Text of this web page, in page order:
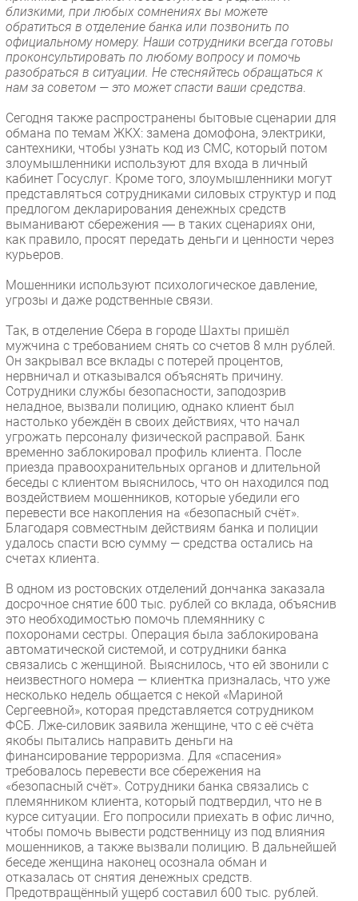
близкими, при любых сомнениях вы можете
обратиться в отделение банка или позвонить по
официальному номеру. Наши сотрудники всегда готовы
проконсультировать по любому вопросу и помочь
разобраться в ситуации. Не стесняйтесь обращаться к
нам за советом — это может спасти ваши средства
Сегодня также распространены бытовые сценарии для
обмана по темам ЖКХ: замена домофона, электрики,
сантехники, чтобы узнать код из СМC, который потом
злоумышленники используют для входа в личный
кабинет Госуслуг. Кроме того, злоумышленники могут
представляться сотрудниками силовых структур и под
предлогом декларирования денежных средств
выманивают сбережения ― в таких сценариях они,
как правило, просят передать деньги и ценности через
курьеров.
Мошенники используют психологическое давление,
угрозы и даже родственные связи.
Так, в отделение Сбера в городе Шахты пришёл
мужчина с требованием снять со счетов 8 млн рублей.
Он закрывал все вклады с потерей процентов,
нервничал и отказывался объяснять причину.
Сотрудники службы безопасности, заподозрив
неладное, вызвали полицию, однако клиент был
настолько убеждён в своих действиях, что начал
угрожать персоналу физической расправой. Банк
временно заблокировал профиль клиента. После
приезда правоохранительных органов и длительной
беседы с клиентом выяснилось, что он находился под
воздействием мошенников, которые убедили его
перевести все накопления на «безопасный счёт».
Благодаря совместным действиям банка и полиции
удалось спасти всю сумму — средства остались на
счетах клиента.
В одном из ростовских отделений дончанка заказала
досрочное снятие 600 тыс. рублей со вклада, объяснив
это необходимостью помочь племяннику с
похоронами сестры. Операция была заблокирована
автоматической системой, и сотрудники банка
связались с женщиной. Выяснилось, что ей звонили с
неизвестного номера — клиентка призналась, что уже
несколько недель общается с некой «Мариной
Сергеевной», которая представляется сотрудником
ФСБ. Лже-силовик заявила женщине, что с её счёта
якобы пытались направить деньги на
финансирование терроризма. Для «спасения»
требовалось перевести все сбережения на
«безопасный счёт». Сотрудники банка связались с
племянником клиента, который подтвердил, что не в
курсе ситуации. Его попросили приехать в офис лично,
чтобы помочь вывести родственницу из под влияния
мошенников, а также вызвали полицию. В дальнейшей
беседе женщина наконец осознала обман и
отказалась от снятия денежных средств.
Предотвращённый ущерб составил 600 тыс. рублей.